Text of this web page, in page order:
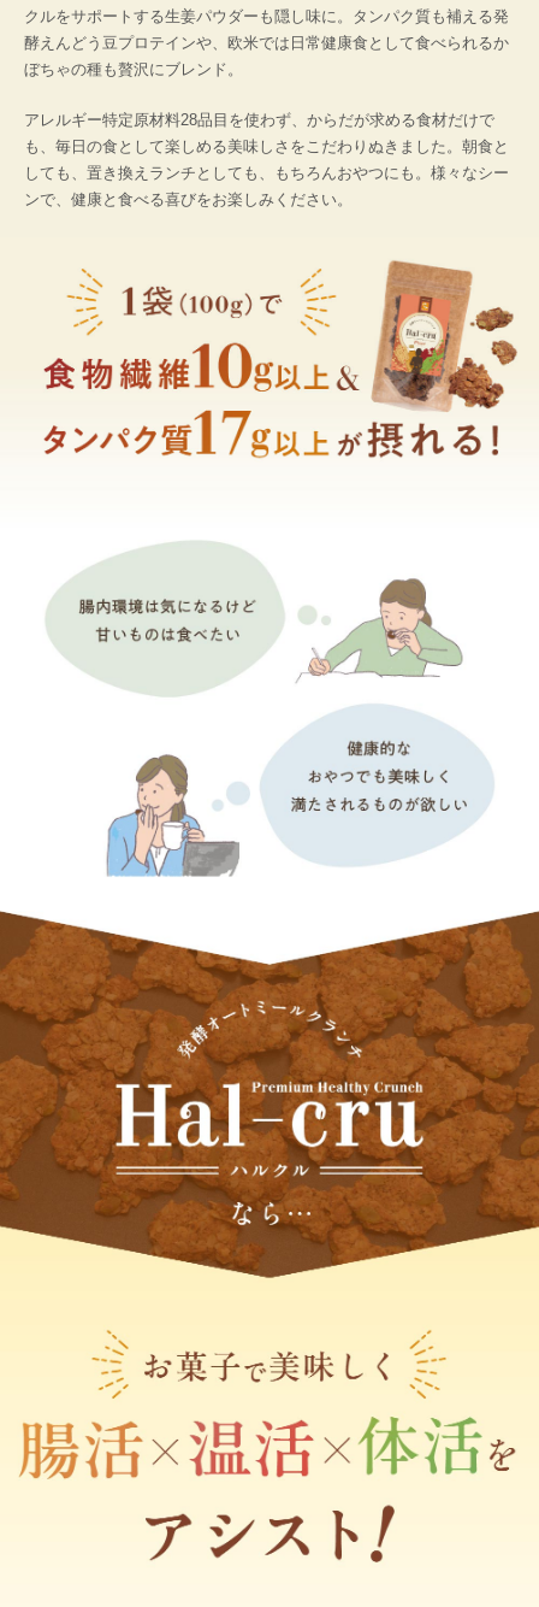
クルをサポートする生姜パウダーも隠し味に。タンパク質も補える発
酵えんどう豆プロテインや、欧米では日常健康食として食べられるか
ぼちゃの種も贅沢にブレンド。
アレルギー特定原材料28品目を使わず、からだが求める食材だけで
も、毎日の食として楽しめる美味しさをこだわりぬきました。朝食と
しても、置き換えランチとしても、もちろんおやつにも。様々なシー
ンで、健康と食べる喜びをお楽しみください。